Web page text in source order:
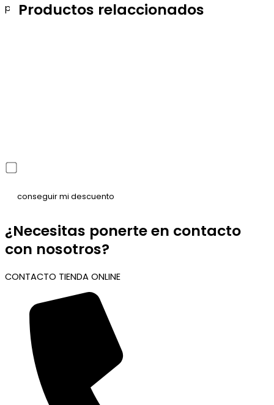
Productos relaccionados
para que puedas aprovecharlo en tu próximo pedido.
¿Necesitas ponerte en contacto
con nosotros?
CONTACTO TIENDA ONLINE